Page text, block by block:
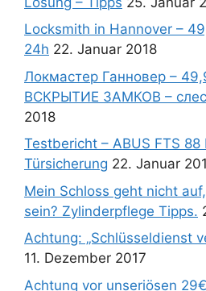
Locksmith in Hannover –
24h 22. Januar 2018
Локмастер Ганновер –
ВСКРЫТИЕ ЗАМКОВ –
2018
Testbericht – ABUS FTS 88
Türsicherung 22. Januar
Mein Schloss geht nicht
sein? Zylinderpflege Tipps.
Achtung: „Schlüsseldienst
11. Dezember 2017
Achtung vor unseriösen